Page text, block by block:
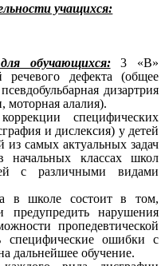
учащихся:
обучающихся:3 «В»
речевого дефекта (общее
дизартрия
моторная алалия).
специфических
и дислексия) у детей
из самых актуальных задач
классах школ
с различными видами
в школе состоит в том,
предупредить нарушения
пропедевтической
специфические ошибки с
дальнейшее обучение.